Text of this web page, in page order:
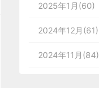
2025年1月(60)
2024年12月(61)
2024年11月(84)